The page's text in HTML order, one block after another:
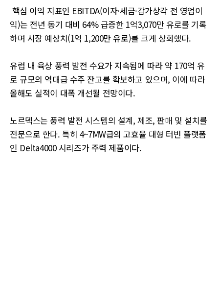
핵심 이익 지표인 EBITDA(이자·세금·감가상각 전 영업이
익)는 전년 동기 대비 64% 급증한 1억3,070만 유로를 기록
하며 시장 예상치(1억 1,200만 유로)를 크게 상회했다.
유럽 내 육상 풍력 발전 수요가 지속됨에 따라 약 170억 유
로 규모의 역대급 수주 잔고를 확보하고 있으며, 이에 따라
올해도 실적이 대폭 개선될 전망이다.
노르덱스는 풍력 발전 시스템의 설계, 제조, 판매 및 설치를
전문으로 한다. 특히 4~7MW급의 고효율 대형 터빈 플랫폼
인 Delta4000 시리즈가 주력 제품이다.